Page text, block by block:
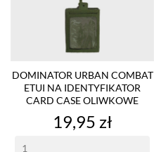
DOMINATOR URBAN COMBAT
ETUI NA IDENTYFIKATOR
CARD CASE OLIWKOWE
Cena
19,95 zł